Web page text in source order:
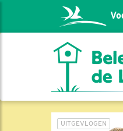
UITGEVLOGEN